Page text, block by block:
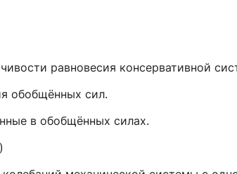
равновесия консервативной
обобщённых сил.
в обобщённых силах.